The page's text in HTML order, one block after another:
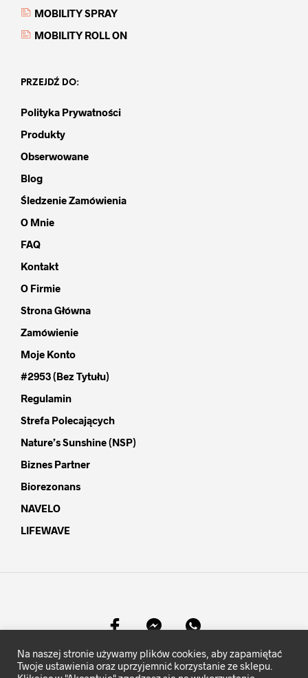
MOBILITY SPRAY
MOBILITY ROLL ON
PRZEJDŹ DO:
Polityka Prywatności
Produkty
Obserwowane
Blog
Śledzenie Zamówienia
O Mnie
FAQ
Kontakt
O Firmie
Strona Główna
Zamówienie
Moje Konto
#2953 (bez Tytułu)
Regulamin
Strefa Polecających
Nature’s Sunshine (NSP)
Biznes Partner
Biorezonans
NAVELO
LIFEWAVE
© MocKomfortu.pl- Wszelkie prawa zastrzeżone.
Na naszej stronie używamy plików cookies, aby zapamiętać
Twoje ustawienia oraz uprzyjemnić korzystanie ze sklepu.